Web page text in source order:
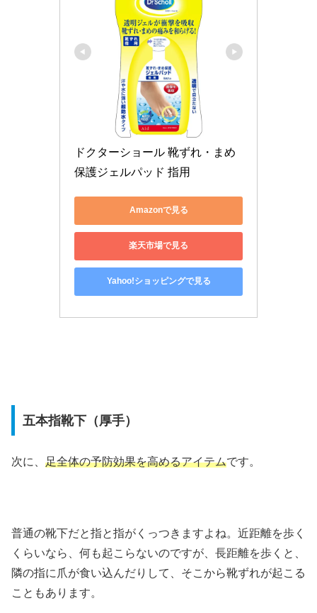
ドクターショール 靴ずれ・まめ
保護ジェルパッド 指用
Amazonで見る
楽天市場で見る
Yahoo!ショッピングで見る
五本指靴下（厚手）
次に、 足全体の予防効果を高めるアイテムです。
普通の靴下だと指と指がくっつきますよね。近距離を歩く
くらいなら、何も起こらないのですが、長距離を歩くと、
隣の指に爪が食い込んだりして、そこから靴ずれが起こる
こともあります。